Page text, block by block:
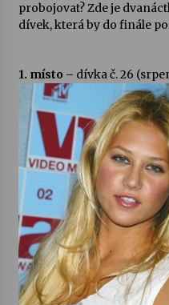
probojovat? Zde je
dívek, která by do finále
1. místo – dívka č. 26